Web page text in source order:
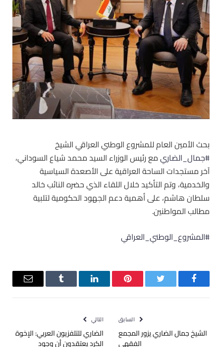
بحث الأمين العام للمشروع الوطني العراقي الشيخ
#جمال_الضاريمع رئيس الوزراء السيد محمد شياع السوداني،
آخر مستجدات الساحة العراقية على الأصعدة السياسية
والخدمية، وتم التأكيد خلال اللقاء الذي حضره النائب خالد
سلطان هاشم، على أهمية دعم الجهود الحكومية لتلبية
مطالب المواطنين.
#المشروع_الوطني_العراقي
فيسبوك تويتر بينتيريستلينكدإن Tumblr
البريد
السابق
الشيخ جمال الضاري يزور المجمع
الفقهي
التالي
الضاري للتلفزيون العربي: الإخوة
الكرد يعتقدون أن وجود